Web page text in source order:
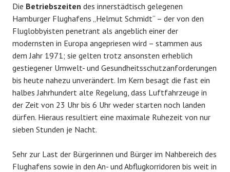
Die Betriebszeiten des innerstädtisch gelegenen
Hamburger Flughafens „Helmut Schmidt“ – der von den
Fluglobbyisten penetrant als angeblich einer der
modernsten in Europa angepriesen wird – stammen aus
dem Jahr 1971; sie gelten trotz ansonsten erheblich
gestiegener Umwelt- und Gesundheitsschutzanforderungen
bis heute nahezu unverändert. Im Kern besagt die fast ein
halbes Jahrhundert alte Regelung, dass Luftfahrzeuge in
der Zeit von 23 Uhr bis 6 Uhr weder starten noch landen
dürfen. Hieraus resultiert eine maximale Ruhezeit von nur
sieben Stunden je Nacht.
Sehr zur Last der Bürgerinnen und Bürger im Nahbereich des
Flughafens sowie in den An- und Abflugkorridoren bis weit in